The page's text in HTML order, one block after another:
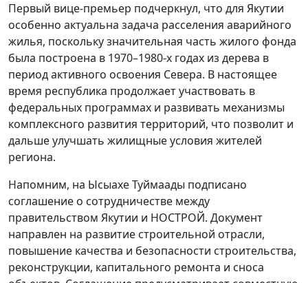
Первый вице-премьер подчеркнул, что для Якутии
особенно актуальна задача расселения аварийного
жилья, поскольку значительная часть жилого фонда
была построена в 1970–1980-х годах из дерева в
период активного освоения Севера. В настоящее
время республика продолжает участвовать в
федеральных программах и развивать механизмы
комплексного развития территорий, что позволит и
дальше улучшать жилищные условия жителей
региона.
Напомним, на Ысыахе Туймаады подписано
соглашение о сотрудничестве между
правительством Якутии и НОСТРОЙ. Документ
направлен на развитие строительной отрасли,
повышение качества и безопасности строительства,
реконструкции, капитального ремонта и сноса